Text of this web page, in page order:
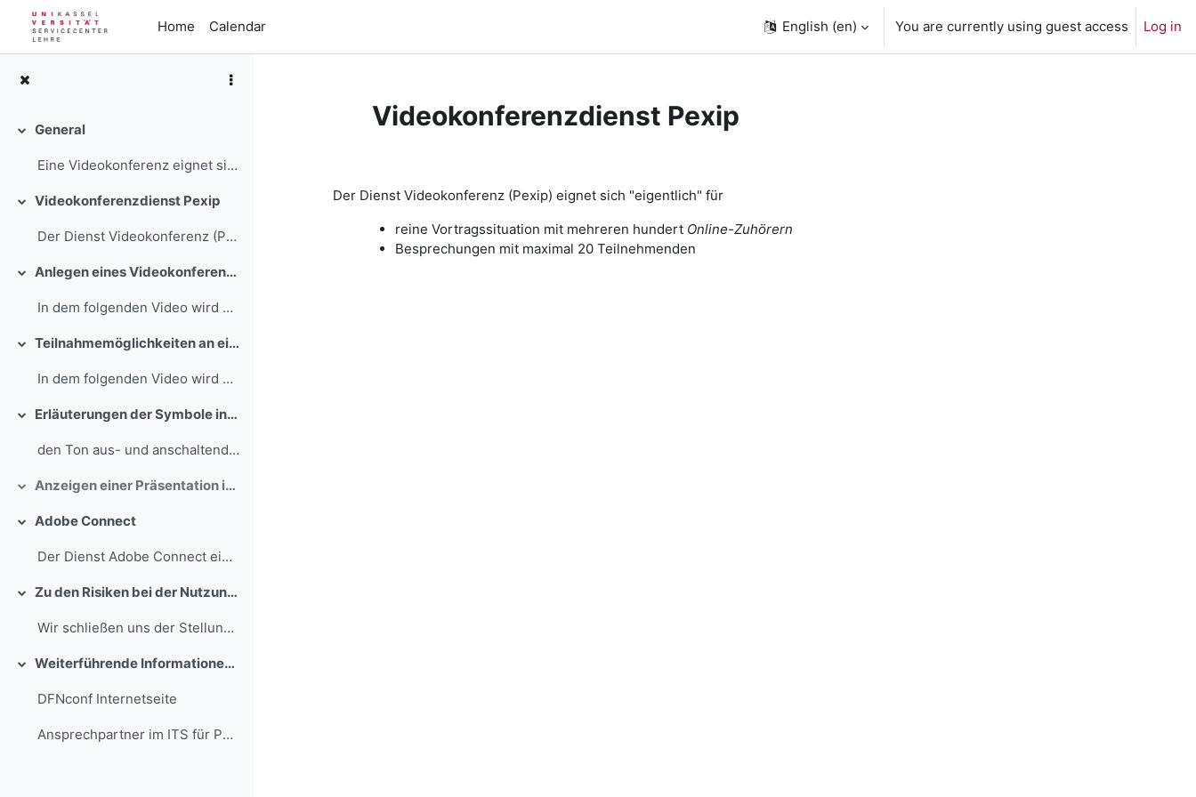
Skip to main content
Home
Calendar English ‎(en)‎ You are currently using guest access Log in
Collapse
General
Eine Videokonferenz eignet sich gut für online - B...
Collapse
Videokonferenzdienst Pexip
Der Dienst Videokonferenz (Pexip) eignet sich "eig...
Collapse Anlegen eines Videokonferenzraumes in DFNconf
In dem folgenden Video wird gezeigt, wie man einen...
Collapse Teilnahmemöglichkeiten an einer Videokonferenz mit DFNconf
In dem folgenden Video wird gezeigt, wie man an ei...
Collapse Erläuterungen der Symbole in Pexip
den Ton aus- und anschaltendie Kamera aus- un...
Collapse Anzeigen einer Präsentation in Pexip
Collapse
Adobe Connect
Der Dienst Adobe Connect eignet sich für die Inter...
Collapse Zu den Ri­si­ken bei der Nut­zung von Sky­pe im Hoch­schul-Um­feld
Wir schließen uns der Stellungnahme der DINI AG Vi...
Collapse Weiterführende Informationen und Links:
DFNconf Internetseite
Ansprechpartner im ITS für Pexip: Thomas Abel, Dur...
Videokonferenzdienst Pexip
Der Dienst Videokonferenz (Pexip) eignet sich "eigentlich" für
reine Vortragssituation mit mehreren hundert Online-Zuhörern
Besprechungen mit maximal 20 Teilnehmenden